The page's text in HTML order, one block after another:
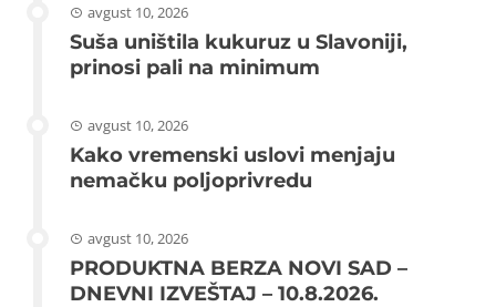
avgust 10, 2026
Suša uništila kukuruz u Slavoniji,
prinosi pali na minimum
avgust 10, 2026
Kako vremenski uslovi menjaju
nemačku poljoprivredu
avgust 10, 2026
PRODUKTNA BERZA NOVI SAD –
DNEVNI IZVEŠTAJ – 10.8.2026.